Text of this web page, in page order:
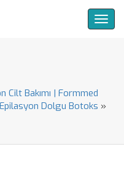
Cilt Bakımı | Formmed
Epilasyon Dolgu Botoks »